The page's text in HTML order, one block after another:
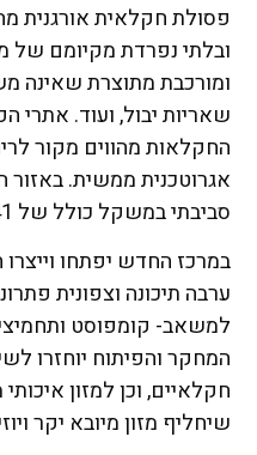
פסולת חקלאית אורגנית
ובלתי נפרדת מקיומם של
ומורכבת מתוצרת שאינה
שאריות יבול, ועוד. אתרי
החקלאות מהווים מקור
אגרוטכנית ממשית.
סביבתי במשקל כולל של 123,341 טון חומר רטוב.
במרכז החדש יפתחו
ערבה תיכונה וצפונית
למשאב- קומפוסט
המחקר והפיתוח יוחזרו
חקלאיים, וכן למזון
שיחליף מזון מיובא יקר